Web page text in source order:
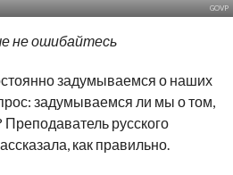
GOVP
не ошибайтесь
задумываемся о наших
задумываемся ли мы о том,
Преподаватель русского
как правильно.